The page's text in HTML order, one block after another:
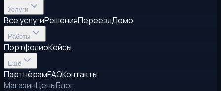
Услуги
Все услугиРешенияПереездДемо
Работы
ПортфолиоКейсы
Ещё
ПартнёрамFAQКонтакты
МагазинЦеныБлог